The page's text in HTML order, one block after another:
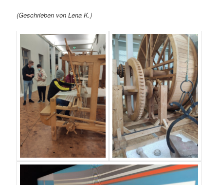
(Geschrieben von Lena K.)